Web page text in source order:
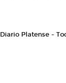
Diario Platense -